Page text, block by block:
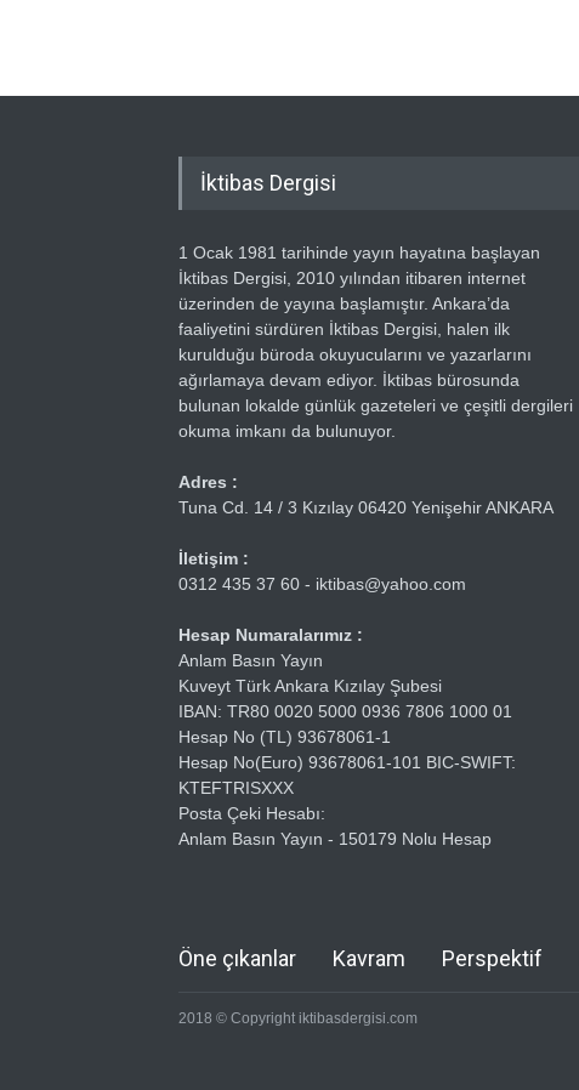
İktibas Dergisi
1 Ocak 1981 tarihinde yayın hayatına başlayan
İktibas Dergisi, 2010 yılından itibaren internet
üzerinden de yayına başlamıştır. Ankara’da
faaliyetini sürdüren İktibas Dergisi, halen ilk
kurulduğu büroda okuyucularını ve yazarlarını
ağırlamaya devam ediyor. İktibas bürosunda
bulunan lokalde günlük gazeteleri ve çeşitli dergileri
okuma imkanı da bulunuyor.
Adres :
Tuna Cd. 14 / 3 Kızılay 06420 Yenişehir ANKARA
İletişim :
0312 435 37 60 - iktibas@yahoo.com
Hesap Numaralarımız :
Anlam Basın Yayın
Kuveyt Türk Ankara Kızılay Şubesi
IBAN: TR80 0020 5000 0936 7806 1000 01
Hesap No (TL) 93678061-1
Hesap No(Euro) 93678061-101 BIC-SWIFT:
KTEFTRISXXX
Posta Çeki Hesabı:
Anlam Basın Yayın - 150179 Nolu Hesap
Öne çıkanlar Kavram Perspektif
2018 © Copyright iktibasdergisi.com